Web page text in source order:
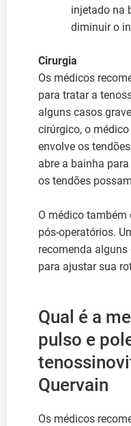
injetado na
diminuir o
Cirurgia
Os médicos
para tratar a
alguns casos
cirúrgico, o
envolve os
abre a bainha
os tendões
O médico
pós-operatórios.
recomenda
para ajustar sua
Qual é a
pulso e
Quervain
Os médicos